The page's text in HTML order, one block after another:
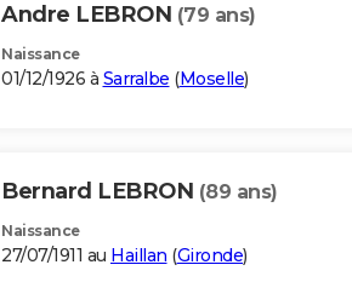
Andre LEBRON (79 ans)
Naissance
01/12/1926 à Sarralbe (Moselle)
Bernard LEBRON (89 ans)
Naissance
27/07/1911 au Haillan (Gironde)